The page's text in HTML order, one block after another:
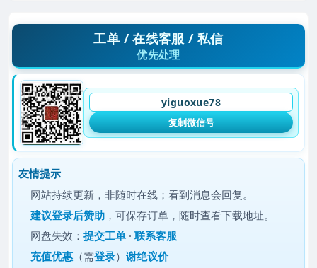
工单 / 在线客服 / 私信
优先处理
yiguoxue78
复制微信号
友情提示
网站持续更新，非随时在线；看到消息会回复。
建议登录后赞助 ，可保存订单，随时查看下载地址。
网盘失效：提交工单 ·联系客服
充值优惠 （需登录）谢绝议价